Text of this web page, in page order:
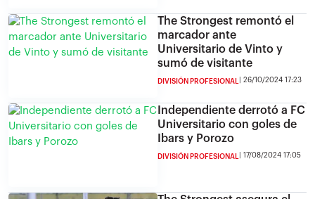
The Strongest remontó el
marcador ante
Universitario de Vinto y
sumó de visitante
DIVISIÓN PROFESIONAL 26/10/2024 17:23
Independiente derrotó a FC
Universitario con goles de
Ibars y Porozo
DIVISIÓN PROFESIONAL 17/08/2024 17:05